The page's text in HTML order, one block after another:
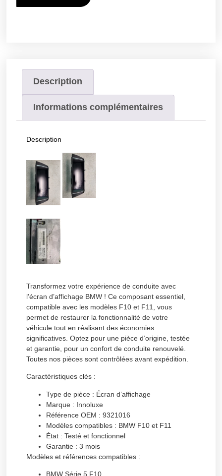
Description
Informations complémentaires
Description
Transformez votre expérience de conduite avec
l’écran d’affichage BMW ! Ce composant essentiel,
compatible avec les modèles F10 et F11, vous
permet de restaurer la fonctionnalité de votre
véhicule tout en réalisant des économies
significatives. Optez pour une pièce d’origine, testée
et garantie, pour un confort de conduite renouvelé.
Toutes nos pièces sont contrôlées avant expédition.
Caractéristiques clés :
Type de pièce : Écran d’affichage
Marque : Innoluxe
Référence OEM : 9321016
Modèles compatibles : BMW F10 et F11
État : Testé et fonctionnel
Garantie : 3 mois
Modèles et références compatibles :
BMW Série 5 F10